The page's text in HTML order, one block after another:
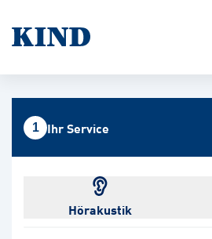
1 Ihr Service
Hörakustik